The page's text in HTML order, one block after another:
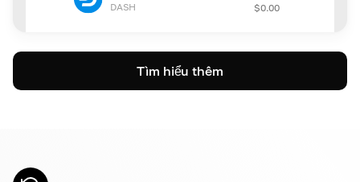
DASH $0.00
Tìm hiểu thêm